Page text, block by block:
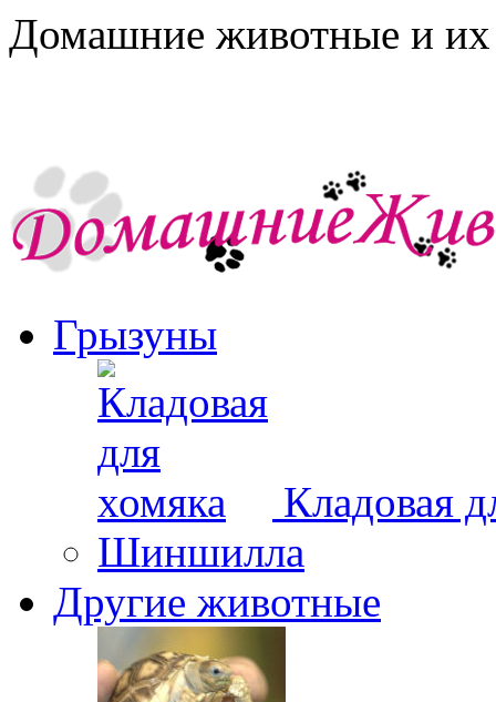
Домашние животные и их
Грызуны
Кладовая
Шиншилла
Другие животные